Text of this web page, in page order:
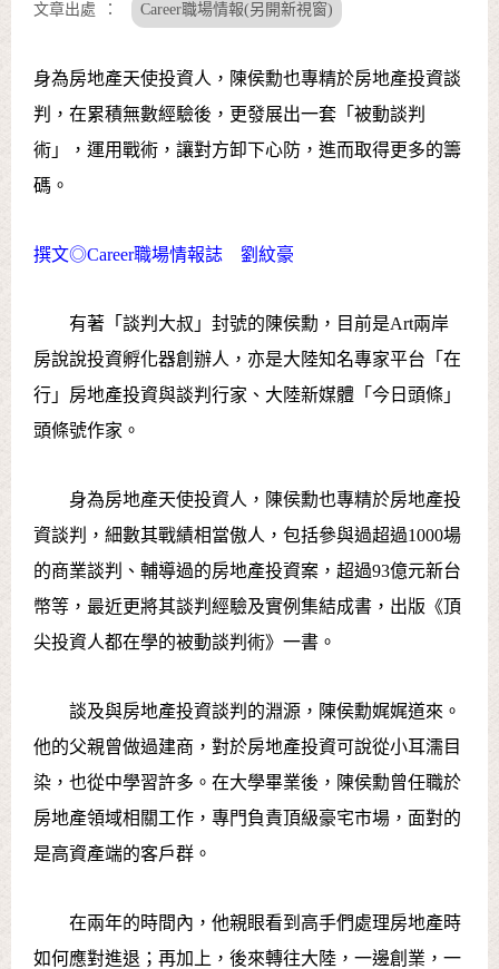
文章出處 Career職場情報(另開新視窗)
身為房地產天使投資人，陳侯勳也專精於房地產投資談
判，在累積無數經驗後，更發展出一套「被動談判
術」，運用戰術，讓對方卸下心防，進而取得更多的籌
碼。
撰文◎Career職場情報誌 劉紋豪
有著「談判大叔」封號的陳侯勳，目前是Art兩岸
房說說投資孵化器創辦人，亦是大陸知名專家平台「在
行」房地產投資與談判行家、大陸新媒體「今日頭條」
頭條號作家。
身為房地產天使投資人，陳侯勳也專精於房地產投
資談判，細數其戰績相當傲人，包括參與過超過1000場
的商業談判、輔導過的房地產投資案，超過93億元新台
幣等，最近更將其談判經驗及實例集結成書，出版《頂
尖投資人都在學的被動談判術》一書。
談及與房地產投資談判的淵源，陳侯勳娓娓道來。
他的父親曾做過建商，對於房地產投資可說從小耳濡目
染，也從中學習許多。在大學畢業後，陳侯勳曾任職於
房地產領域相關工作，專門負責頂級豪宅市場，面對的
是高資產端的客戶群。
在兩年的時間內，他親眼看到高手們處理房地產時
如何應對進退；再加上，後來轉往大陸，一邊創業，一